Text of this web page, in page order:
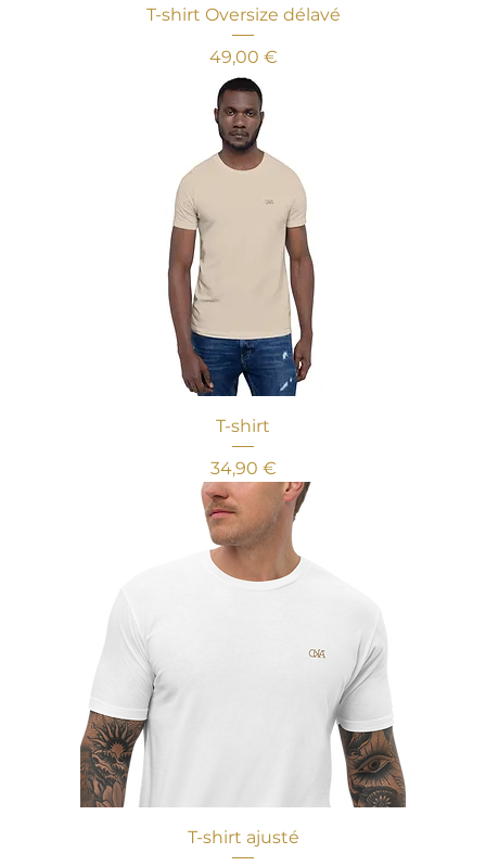
T-shirt Oversize délavé
Prix
49,00 €
T-shirt
Prix
34,90 €
T-shirt ajusté